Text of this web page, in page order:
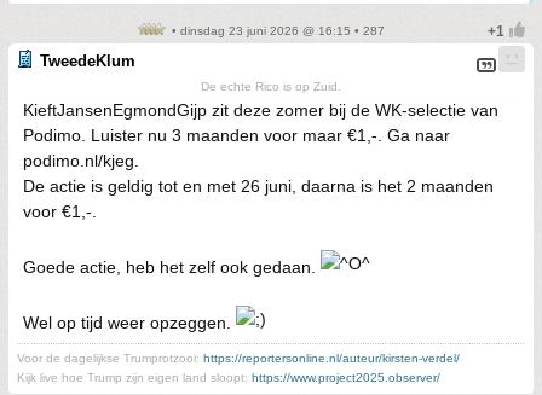
• dinsdag 23 juni 2026 @ 16:15 • 287
TweedeKlum
De echte Rico is op Zuid.
KieftJansenEgmondGijp zit deze zomer bij de WK-selectie van
Podimo. Luister nu 3 maanden voor maar €1,-. Ga naar
podimo.nl/kjeg.
De actie is geldig tot en met 26 juni, daarna is het 2 maanden
voor €1,-.
Goede actie, heb het zelf ook gedaan.
Wel op tijd weer opzeggen.
Voor de dagelijkse Trumprotzooi: https://reportersonline.nl/auteur/kirsten-verdel/
Kijk live hoe Trump zijn eigen land sloopt: https://www.project2025.observer/